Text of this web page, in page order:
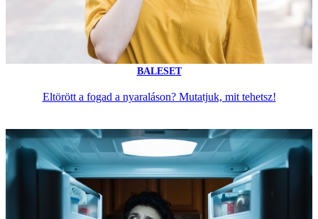
BALESET
Eltörött a fogad a nyaraláson? Mutatjuk, mit tehetsz!